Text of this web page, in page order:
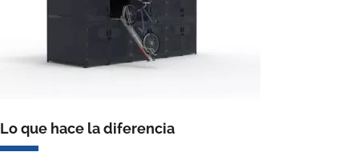
Lo que hace la diferencia